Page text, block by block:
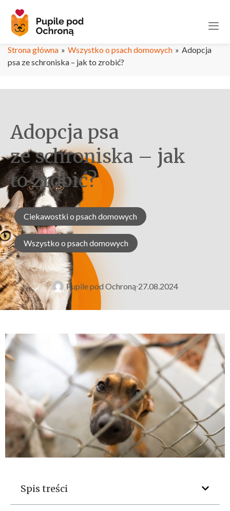
Strona główna » Wszystko o psach domowych » Adopcja
psa ze schroniska – jak to zrobić?
Adopcja psa
ze schroniska – jak
to zrobić?
Ciekawostki o psach domowych
Wszystko o psach domowych
Pupile pod Ochroną 27.08.2024
Spis treści